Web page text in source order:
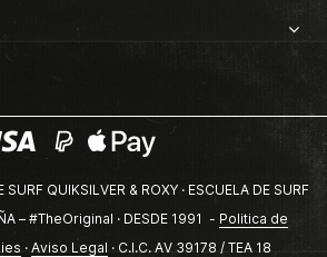
SURF QUIKSILVER & ROXY · ESCUELA DE SURF
– #TheOriginal · DESDE 1991 - Politica de
· Aviso Legal · C.I.C. AV 39178 / TEA 18